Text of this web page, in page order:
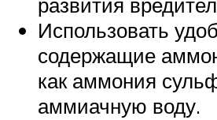
Использовать
содержащие
как аммония
аммиачную воду.